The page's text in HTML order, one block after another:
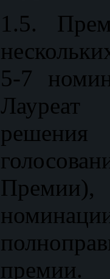
1.5.
5-7
решения
Премии),
премии.